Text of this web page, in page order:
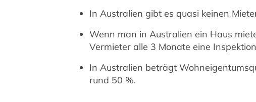
In Australien gibt es quasi keinen
Wenn man in Australien ein Haus
Vermieter alle 3 Monate eine
In Australien beträgt
rund 50 %.